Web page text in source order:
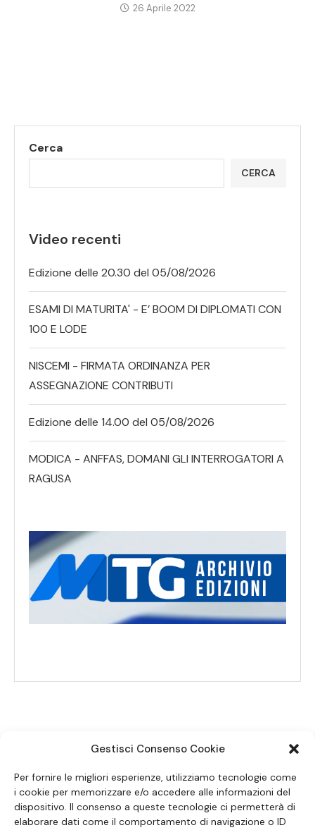
Gestisci Consenso Cookie
Per fornire le migliori esperienze, utilizziamo tecnologie come
i cookie per memorizzare e/o accedere alle informazioni del
dispositivo. Il consenso a queste tecnologie ci permetterà di
elaborare dati come il comportamento di navigazione o ID
26 Aprile 2022
Cerca
CERCA
Video recenti
Edizione delle 20.30 del 05/08/2026
ESAMI DI MATURITA' - E’ BOOM DI DIPLOMATI CON
100 E LODE
NISCEMI - FIRMATA ORDINANZA PER
ASSEGNAZIONE CONTRIBUTI
Edizione delle 14.00 del 05/08/2026
MODICA - ANFFAS, DOMANI GLI INTERROGATORI A
RAGUSA
SEGUICI SUI SOCIAL